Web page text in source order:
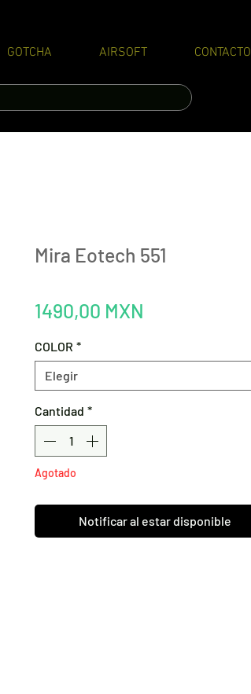
GOTCHA AIRSOFT CONTACTO
Mira Eotech 551
1490,00 MXN
COLOR *
Elegir
Cantidad *
Agotado
Notificar al estar disponible